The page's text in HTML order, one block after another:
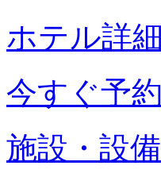
ホテル詳細
今すぐ予約
施設・設備